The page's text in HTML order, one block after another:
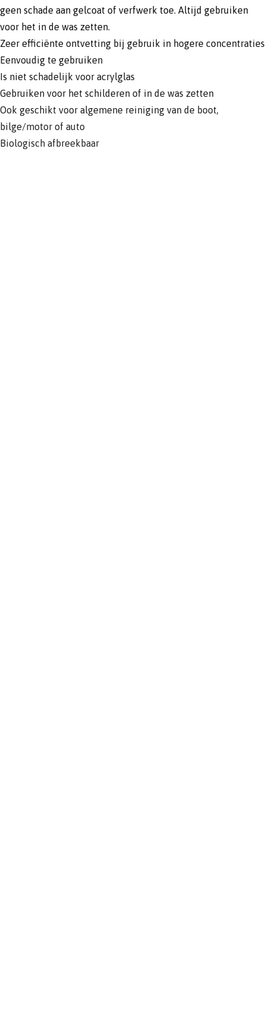
geen schade aan gelcoat of verfwerk toe. Altijd gebruiken
voor het in de was zetten.
Zeer efficiënte ontvetting bij gebruik in hogere concentraties
Eenvoudig te gebruiken
Is niet schadelijk voor acrylglas
Gebruiken voor het schilderen of in de was zetten
Ook geschikt voor algemene reiniging van de boot,
bilge/motor of auto
Biologisch afbreekbaar